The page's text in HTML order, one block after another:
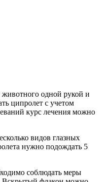
животного одной рукой и
ципролет с учетом
курс лечения можно
видов глазных
нужно подождать 5
соблюдать меры